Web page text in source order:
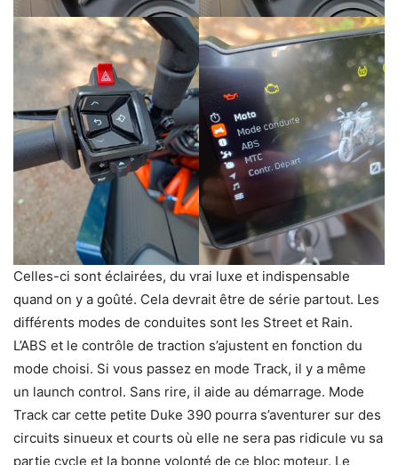
Celles-ci sont éclairées, du vrai luxe et indispensable
quand on y a goûté. Cela devrait être de série partout. Les
différents modes de conduites sont les Street et Rain.
L’ABS et le contrôle de traction s’ajustent en fonction du
mode choisi. Si vous passez en mode Track, il y a même
un launch control. Sans rire, il aide au démarrage. Mode
Track car cette petite Duke 390 pourra s’aventurer sur des
circuits sinueux et courts où elle ne sera pas ridicule vu sa
partie cycle et la bonne volonté de ce bloc moteur. Le